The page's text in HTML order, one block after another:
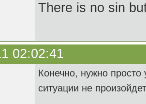
There is no sin
02:02:41
Конечно, нужно просто
ситуации не